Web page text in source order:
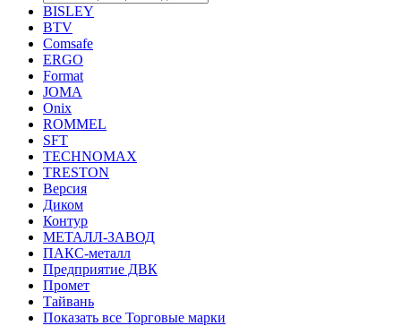
BISLEY
BTV
Comsafe
ERGO
Format
JOMA
Onix
ROMMEL
SFT
TECHNOMAX
TRESTON
Версия
Диком
Контур
МЕТАЛЛ-ЗАВОД
ПАКС-металл
Предприятие ДВК
Промет
Тайвань
Показать все Торговые марки